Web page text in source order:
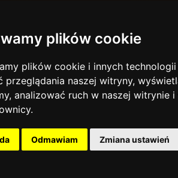
plików cookie
plików cookie i innych
przeglądania naszej witryny,
analizować ruch w naszej witrynie
Odmawiam Zmiana ustawień
Urządzenia drobne